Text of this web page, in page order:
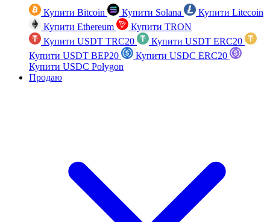
Купити Bitcoin Купити Solana
Купити Litecoin
Купити Ethereum
Купити TRON
Купити USDT TRC20
Купити USDT ERC20
Купити USDT BEP20
Купити USDC ERC20
Купити USDC Polygon
Продаю